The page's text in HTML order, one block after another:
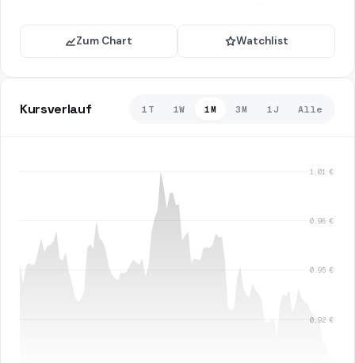
Zum Chart Watchlist
Kursverlauf 1T 1W 1M 3M 1J Alle
1,01 €
0,98 €
0,95 €
0,92 €